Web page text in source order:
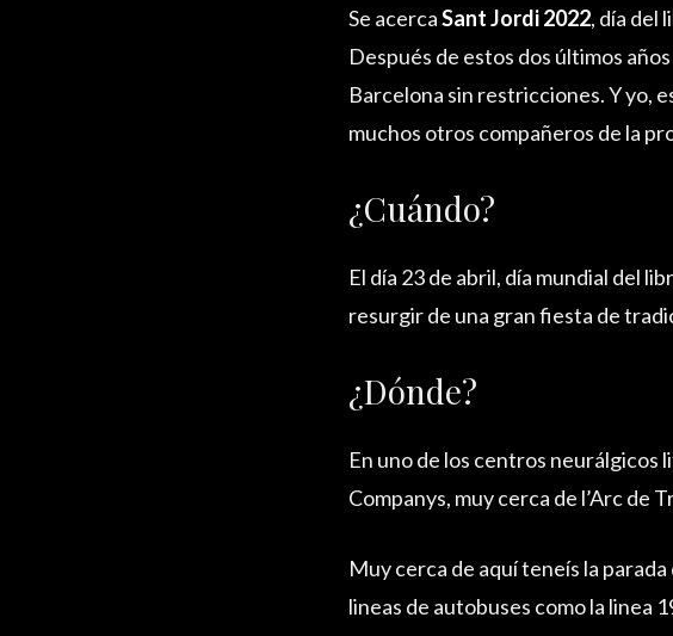
Se acercaSant Jordi 2022, día del
Después de estos dos últimos
Barcelona sin restricciones. Y yo,
muchos otros compañeros de la
¿Cuándo?
El día 23 de abril, día mundial del
resurgir de una gran fiesta de
¿Dónde?
En uno de los centros neurálgicos
Companys, muy cerca de l’Arc de
Muy cerca de aquí teneís la
lineas de autobuses como la linea